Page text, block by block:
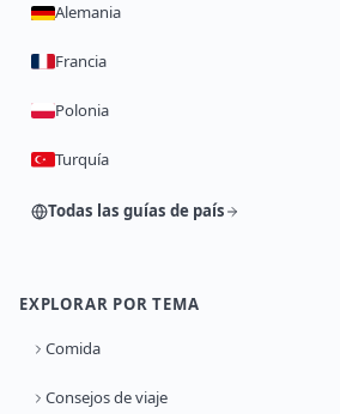
Alemania
Francia
Polonia
Turquía
Todas las guías de país
EXPLORAR POR TEMA
Comida
Consejos de viaje